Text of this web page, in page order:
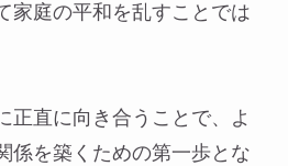
家庭の平和を乱すことでは
正直に向き合うことで、よ
係を築くための第一歩とな